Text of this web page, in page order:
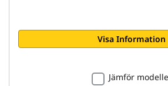
Visa Information
Jämför